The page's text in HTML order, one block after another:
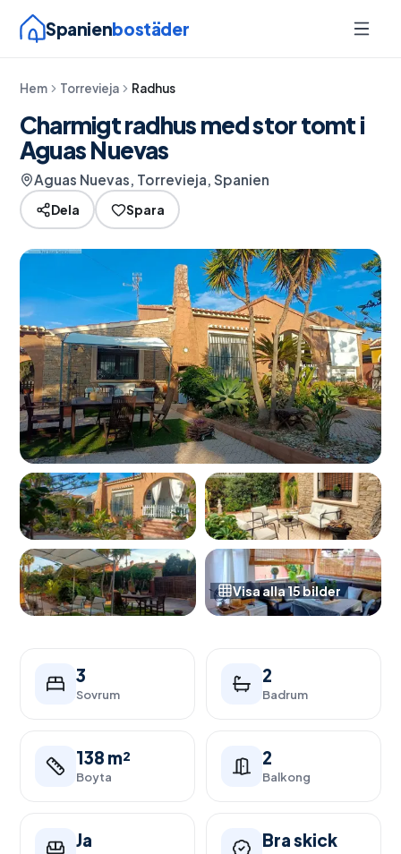
Spanienbostäder
Hem Torrevieja Radhus
Charmigt radhus med stor tomt i
Aguas Nuevas
Aguas Nuevas, Torrevieja, Spanien
Dela Spara
Visa alla15bilder
3
Sovrum
2
Badrum
138 m²
Boyta
2
Balkong
Ja Bra skick